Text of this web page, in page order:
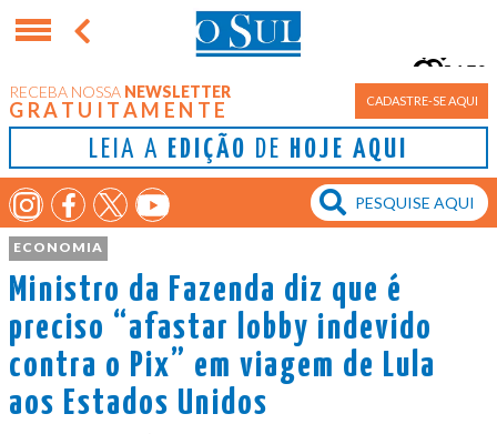
RECEBA NOSSA NEWSLETTER
GRATUITAMENTE CADASTRE-SE AQUI
LEIA A EDIÇÃO DE HOJE AQUI
Porto Alegre
15°
ECONOMIA
Ministro da Fazenda diz que é
preciso “afastar lobby indevido
contra o Pix” em viagem de Lula
aos Estados Unidos